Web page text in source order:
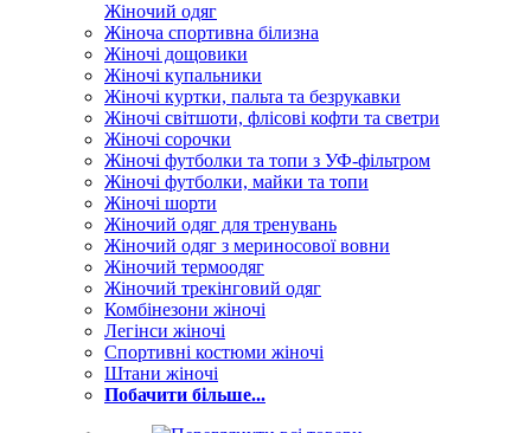
Жіночий одяг
Жіноча спортивна білизна
Жіночі дощовики
Жіночі купальники
Жіночі куртки, пальта та безрукавки
Жіночі світшоти, флісові кофти та светри
Жіночі сорочки
Жіночі футболки та топи з УФ-фільтром
Жіночі футболки, майки та топи
Жіночі шорти
Жіночий одяг для тренувань
Жіночий одяг з мериносової вовни
Жіночий термоодяг
Жіночий трекінговий одяг
Комбінезони жіночі
Легінси жіночі
Спортивні костюми жіночі
Штани жіночі
Побачити більше...